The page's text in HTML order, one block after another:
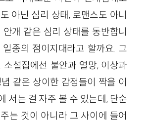
아닌 심리 상태, 로맨스도 아니
개 같은 심리 상태를 동반합니
종의 점이지대라고 할까요. 그
설집에선 불안과 열망, 이상과
같은 상이한 감정들이 짝을 이
서는 걸 자주 볼 수 있는데, 단순
는 것이 아니라 그 사이에 들어